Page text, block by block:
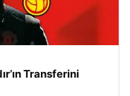
Transferini